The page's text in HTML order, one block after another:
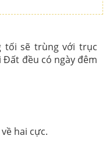
tối sẽ trùng với trục
đều có ngày đêm
hai cực.